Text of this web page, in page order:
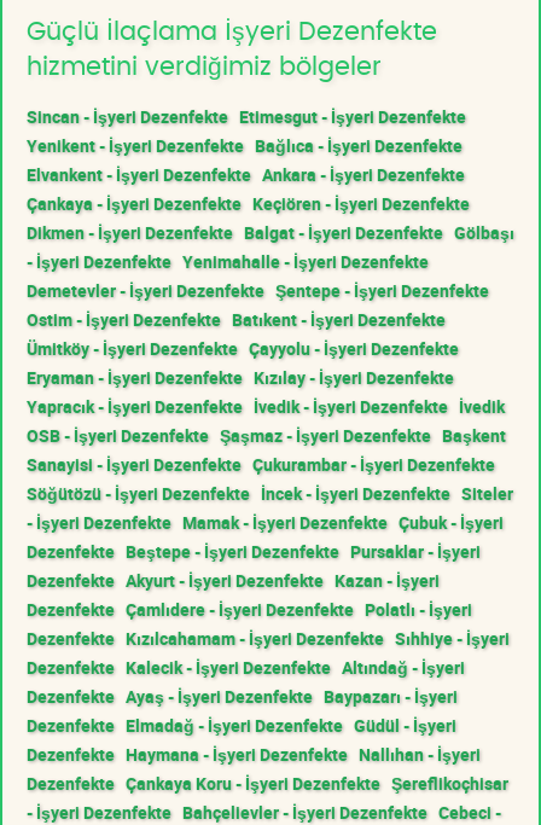
Güçlü İlaçlama İşyeri Dezenfekte
hizmetini verdiğimiz bölgeler
Sincan - İşyeri Dezenfekte Etimesgut - İşyeri Dezenfekte
Yenikent - İşyeri Dezenfekte Bağlıca - İşyeri Dezenfekte
Elvankent - İşyeri Dezenfekte Ankara - İşyeri Dezenfekte
Çankaya - İşyeri Dezenfekte Keçiören - İşyeri Dezenfekte
Dikmen - İşyeri Dezenfekte Balgat - İşyeri Dezenfekte Gölbaşı
- İşyeri Dezenfekte Yenimahalle - İşyeri Dezenfekte
Demetevler - İşyeri Dezenfekte Şentepe - İşyeri Dezenfekte
Ostim - İşyeri Dezenfekte Batıkent - İşyeri Dezenfekte
Ümitköy - İşyeri Dezenfekte Çayyolu - İşyeri Dezenfekte
Eryaman - İşyeri Dezenfekte Kızılay - İşyeri Dezenfekte
Yapracık - İşyeri Dezenfekte İvedik - İşyeri Dezenfekte İvedik
OSB - İşyeri Dezenfekte Şaşmaz - İşyeri Dezenfekte Başkent
Sanayisi - İşyeri Dezenfekte Çukurambar - İşyeri Dezenfekte
Söğütözü - İşyeri Dezenfekte İncek - İşyeri Dezenfekte Siteler
- İşyeri Dezenfekte Mamak - İşyeri Dezenfekte Çubuk - İşyeri
Dezenfekte Beştepe - İşyeri Dezenfekte Pursaklar - İşyeri
Dezenfekte Akyurt - İşyeri Dezenfekte Kazan - İşyeri
Dezenfekte Çamlıdere - İşyeri Dezenfekte Polatlı - İşyeri
Dezenfekte Kızılcahamam - İşyeri Dezenfekte Sıhhiye - İşyeri
Dezenfekte Kalecik - İşyeri Dezenfekte Altındağ - İşyeri
Dezenfekte Ayaş - İşyeri Dezenfekte Baypazarı - İşyeri
Dezenfekte Elmadağ - İşyeri Dezenfekte Güdül - İşyeri
Dezenfekte Haymana - İşyeri Dezenfekte Nallıhan - İşyeri
Dezenfekte Çankaya Koru - İşyeri Dezenfekte Şereflikoçhisar
- İşyeri Dezenfekte Bahçelievler - İşyeri Dezenfekte Cebeci -